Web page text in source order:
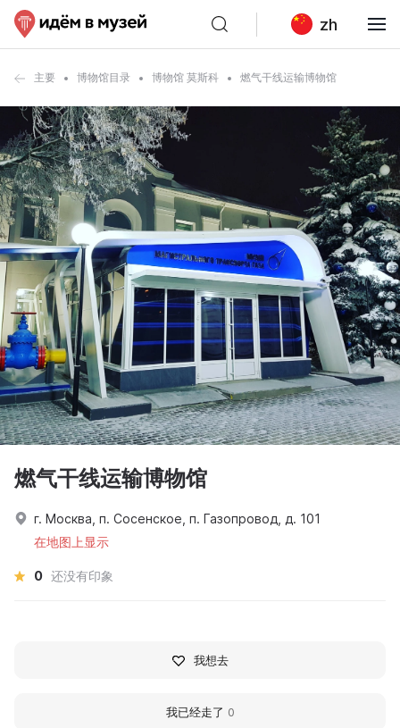
zh
主要 博物馆目录 博物馆 莫斯科 燃气干线运输博物馆
燃气干线运输博物馆
г. Москва, п. Сосенское, п. Газопровод, д. 101
在地图上显示
0 还没有印象
我想去
我已经走了 0